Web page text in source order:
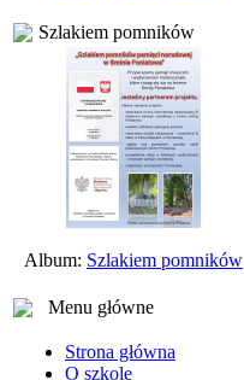
Szlakiem pomników
Album: Szlakiem pomników
Menu główne
Strona główna
O szkole